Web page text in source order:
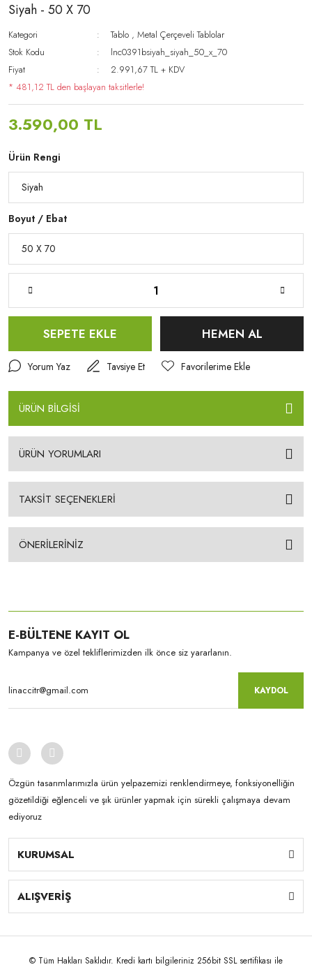
Siyah - 50 X 70
Kategori Tablo ,Metal Çerçeveli Tablolar
Stok Kodu
lnc0391bsiyah_siyah_50_x_70
Fiyat
2.991,67 TL + KDV
* 481,12 TL den başlayan taksitlerle!
3.590,00 TL
Ürün Rengi
Boyut / Ebat
SEPETE EKLE HEMEN AL
Yorum Yaz Tavsiye Et
ÜRÜN BİLGİSİ
ÜRÜN YORUMLARI
TAKSİT SEÇENEKLERİ
ÖNERİLERİNİZ
E-BÜLTENE KAYIT OL
Kampanya ve özel tekliflerimizden ilk önce siz yararlanın.
KAYDOL
Özgün tasarımlarımızla ürün yelpazemizi renklendirmeye, fonksiyonelliğin
gözetildiği eğlenceli ve şık ürünler yapmak için sürekli çalışmaya devam
ediyoruz
KURUMSAL
ALIŞVERİŞ
© Tüm Hakları Saklıdır. Kredi kartı bilgileriniz 256bit SSL sertifikası ile